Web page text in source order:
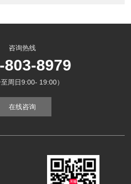
咨询热线
803-8979
至周日9:00- 19:00）
在线咨询